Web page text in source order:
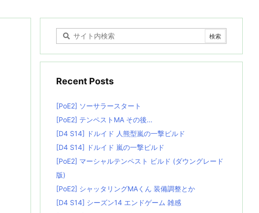
Recent Posts
[PoE2] ソーサラースタート
[PoE2] テンペストMA その後…
[D4 S14] ドルイド 人熊型嵐の一撃ビルド
[D4 S14] ドルイド 嵐の一撃ビルド
[PoE2] マーシャルテンペスト ビルド (ダウングレード
版)
[PoE2] シャッタリングMAくん 装備調整とか
[D4 S14] シーズン14 エンドゲーム 雑感